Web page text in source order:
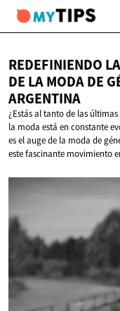
REDEFINIENDO
DE LA MODA DE
ARGENTINA
¿Estás al tanto de las
la moda está en constante
es el auge de la moda de
este fascinante movimiento